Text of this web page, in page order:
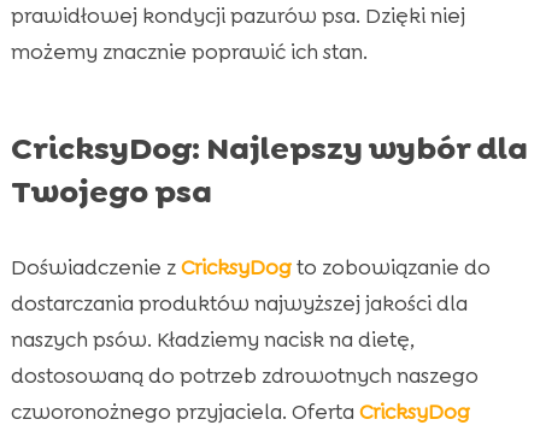
prawidłowej kondycji pazurów psa. Dzięki niej
możemy znacznie poprawić ich stan.
CricksyDog: Najlepszy wybór dla
Twojego psa
Doświadczenie zCricksyDogto zobowiązanie do
dostarczania produktów najwyższej jakości dla
naszych psów. Kładziemy nacisk na dietę,
dostosowaną do potrzeb zdrowotnych naszego
czworonożnego przyjaciela. Oferta CricksyDog